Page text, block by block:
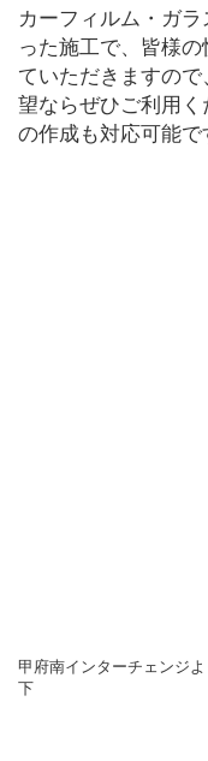
カーフィルム・ガ
った施工で、皆様
ていただきますの
望ならぜひご利用
の作成も対応可能で
甲府南インターチェンジ
下